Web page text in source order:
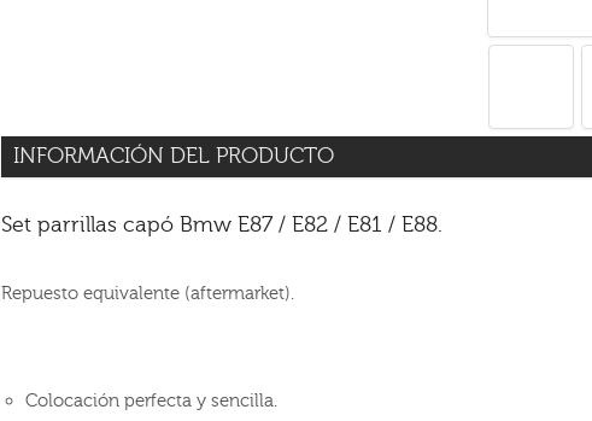
INFORMACIÓN DEL PRODUCTO
Set parrillas capó Bmw E87 / E82 / E81 / E88.
Repuesto equivalente (aftermarket).
Colocación perfecta y sencilla.